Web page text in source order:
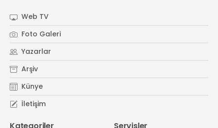
Web TV
Foto Galeri
Yazarlar
Arşiv
Künye
İletişim